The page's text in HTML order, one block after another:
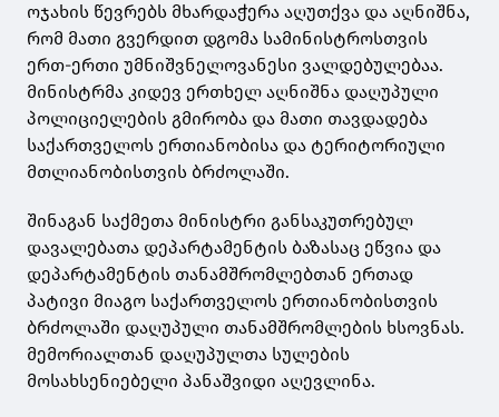
ოჯახის წევრებს მხარდაჭერა აღუთქვა და აღნიშნა,
რომ მათი გვერდით დგომა სამინისტროსთვის
ერთ-ერთი უმნიშვნელოვანესი ვალდებულებაა.
მინისტრმა კიდევ ერთხელ აღნიშნა დაღუპული
პოლიციელების გმირობა და მათი თავდადება
საქართველოს ერთიანობისა და ტერიტორიული
მთლიანობისთვის ბრძოლაში.
შინაგან საქმეთა მინისტრი განსაკუთრებულ
დავალებათა დეპარტამენტის ბაზასაც ეწვია და
დეპარტამენტის თანამშრომლებთან ერთად
პატივი მიაგო საქართველოს ერთიანობისთვის
ბრძოლაში დაღუპული თანამშრომლების ხსოვნას.
მემორიალთან დაღუპულთა სულების
მოსახსენიებელი პანაშვიდი აღევლინა.